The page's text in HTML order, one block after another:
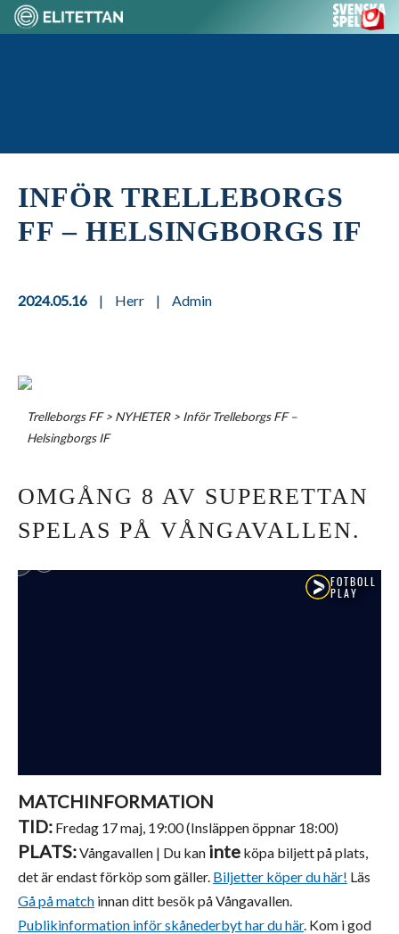
INFÖR TRELLEBORGS
FF – HELSINGBORGS IF
2024.05.16 | Herr | Admin
Trelleborgs FF> NYHETER> Inför Trelleborgs FF –
Helsingborgs IF
OMGÅNG 8 AV SUPERETTAN
SPELAS PÅ VÅNGAVALLEN.
MATCHINFORMATION
TID: Fredag 17 maj, 19:00 (Insläppen öppnar 18:00)
PLATS:Vångavallen | Du kan inte köpa biljett på plats,
det är endast förköp som gäller. Biljetter köper du här! Läs
Gå på match innan ditt besök på Vångavallen.
Publikinformation inför skånederbyt har du här. Kom i god